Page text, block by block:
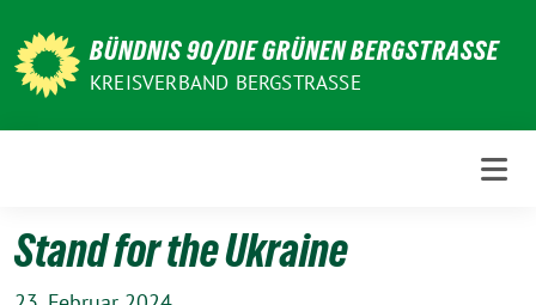
zum
Inhalt
BÜNDNIS 90/DIE GRÜNEN BERGSTRASSE
KREISVERBAND BERGSTRASSE
Stand for the Ukraine